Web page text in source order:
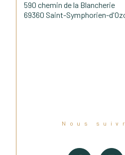
590 chemin de la Blancherie
69360 Saint-Symphorien-
Nous